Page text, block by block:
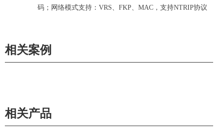
码；网络模式支持：VRS、FKP、MAC，支持NTRIP协议
相关案例
相关产品